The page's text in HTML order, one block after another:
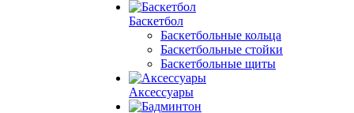
Баскетбол
Баскетбольные кольца
Баскетбольные стойки
Баскетбольные щиты
Аксессуары